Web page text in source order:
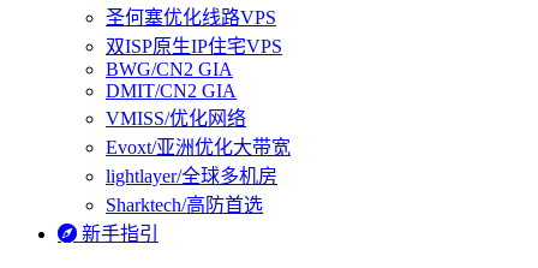
圣何塞优化线路VPS
双ISP原生IP住宅VPS
BWG/CN2 GIA
DMIT/CN2 GIA
VMISS/优化网络
Evoxt/亚洲优化大带宽
lightlayer/全球多机房
Sharktech/高防首选
 新手指引